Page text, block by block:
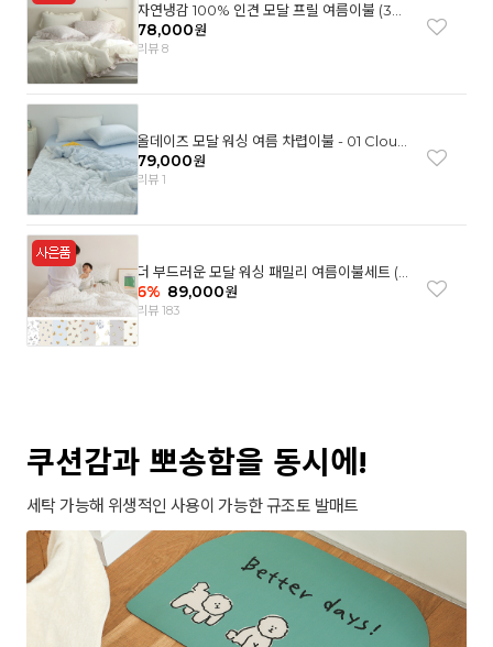
자연냉감 100% 인견 모달 프릴 여름이불 (3컬
러)
78,000원
리뷰 8
올데이즈 모달 워싱 여름 차렵이불 - 01 Cloud
garden(SS)
79,000원
리뷰 1
더 부드러운 모달 워싱 패밀리 여름이불세트 (8
컬러)
6% 89,000원
리뷰 183
쿠션감과 뽀송함을 동시에!
세탁 가능해 위생적인 사용이 가능한 규조토 발매트